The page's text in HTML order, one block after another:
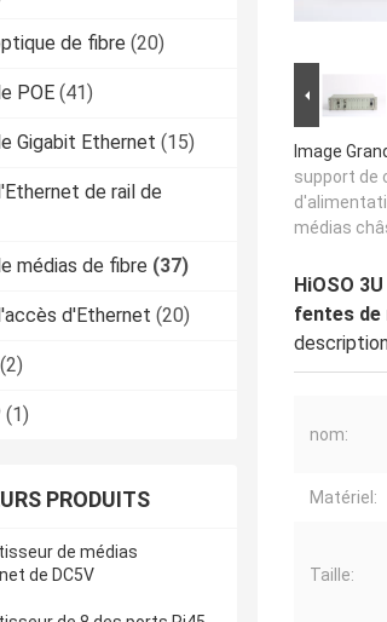
de fibre (20)
POE (41)
Gigabit Ethernet (15)
de rail de
médias de fibre (37)
d'Ethernet (20)
(2)
(1)
PRODUITS
de médias
de DC5V
Image
support de
médias
HiOSO
fentes de
nom:
Matériel:
Taille: